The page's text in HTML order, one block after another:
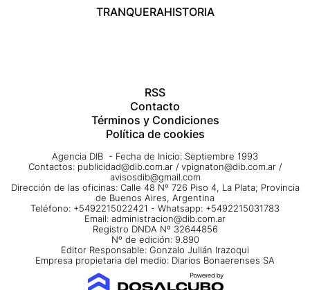
TRANQUERAHISTORIA
RSS
Contacto
Términos y Condiciones
Política de cookies
Agencia DIB - Fecha de Inicio: Septiembre 1993
Contactos: publicidad@dib.com.ar / vpignaton@dib.com.ar /
avisosdib@gmail.com
Dirección de las oficinas: Calle 48 Nº 726 Piso 4, La Plata; Provincia
de Buenos Aires, Argentina
Teléfono: +5492215022421 - Whatsapp: +5492215031783
Email: administracion@dib.com.ar
Registro DNDA Nº 32644856
Nº de edición: 9.890
Editor Responsable: Gonzalo Julián Irazoqui
Empresa propietaria del medio: Diarios Bonaerenses SA